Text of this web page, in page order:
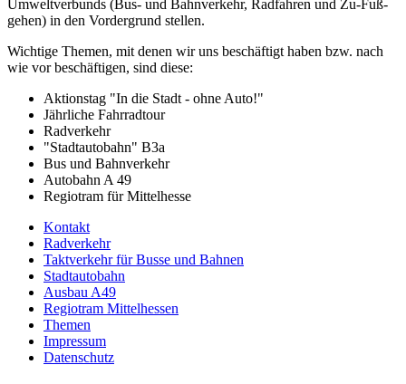
Umweltverbunds (Bus- und Bahnverkehr, Radfahren und Zu-Fuß-
gehen) in den Vordergrund stellen.
Wichtige Themen, mit denen wir uns beschäftigt haben bzw. nach
wie vor beschäftigen, sind diese:
Aktionstag "In die Stadt - ohne Auto!"
Jährliche Fahrradtour
Radverkehr
"Stadtautobahn" B3a
Bus und Bahnverkehr
Autobahn A 49
Regiotram für Mittelhesse
Kontakt
Radverkehr
Taktverkehr für Busse und Bahnen
Stadtautobahn
Ausbau A49
Regiotram Mittelhessen
Themen
Impressum
Datenschutz